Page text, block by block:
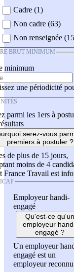
Cadre (1)
Non cadre (63)
Non renseignée
BRUT MINIMUM
minimum
une périodicité
parmi les 1ers à
serez-vous
premiers à postuler ?
de plus de 15 jours,
moins de 4
France Travail est
Employeur handi-
engagé
Qu'est-ce qu'un
employeur
engagé ?
Un employeur
engagé est un
employeur reconnu